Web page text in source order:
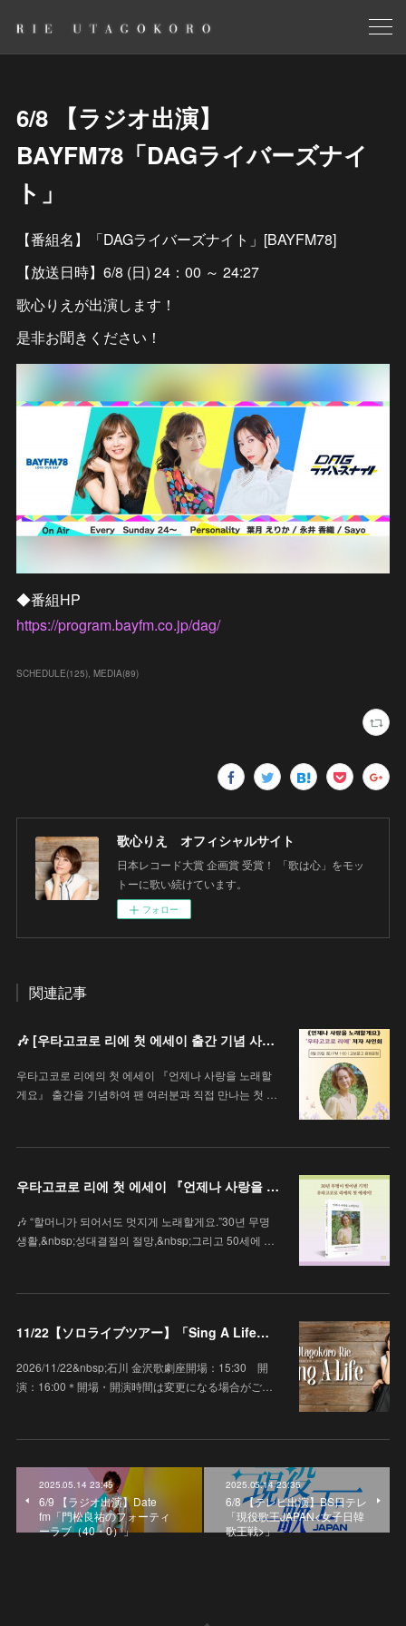
6/8 【ラジオ出演】
BAYFM78「DAGライバーズナイ
ト」
【番組名】「DAGライバーズナイト」[BAYFM78]
【放送日時】6/8 (日) 24：00 ～ 24:27
歌心りえが出演します！
是非お聞きください！
◆番組HP
https://program.bayfm.co.jp/dag/
SCHEDULE(125) MEDIA(89)
歌心りえ オフィシャルサイト
日本レコード大賞 企画賞 受賞！ 「歌は心」をモッ
トーに歌い続けています。
フォロー
関連記事
🎶 [우타고코로 리에 첫 에세이 출간 기념 사인회 안내 / 歌心りえ 初エッセイ出版記念サイン会のお知らせ]
우타고코로 리에의 첫 에세이 『언제나 사랑을 노래할
게요』 출간을 기념하여 팬 여러분과 직접 만나는 첫 …
우타고코로 리에 첫 에세이 『언제나 사랑을 노래할게요』
🎶 “할머니가 되어서도 멋지게 노래할게요.”30년 무명
생활,&nbsp;성대결절의 절망,&nbsp;그리고 50세에 …
11/22【ソロライブツアー】「Sing A Life」石川 金沢歌劇座
2026/11/22&nbsp;石川 金沢歌劇座開場：15:30 開
演：16:00＊開場・開演時間は変更になる場合がご…
2025.05.14 23:45
6/9 【ラジオ出演】Date
fm「門松良祐のフォーティ
ーラブ（40・0）」
2025.05.14 23:35
6/8 【テレビ出演】BS日テレ
「現役歌王JAPAN<女子日韓
歌王戦>」